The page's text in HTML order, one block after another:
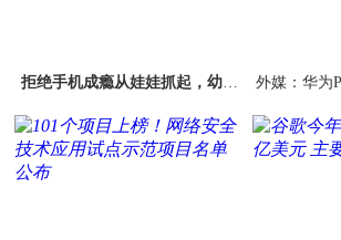
拒绝手机成瘾从娃娃抓起，幼儿
外媒：华为